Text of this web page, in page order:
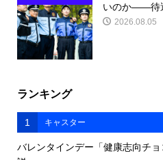
いのか――待
2026.08.05
ランキング
1 キャスター
バレンタインデー「健康志向チ